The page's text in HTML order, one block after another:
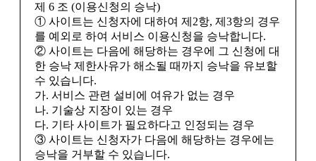
제 6 조 (이용신청의 승낙)
① 사이트는 신청자에 대하여 제2항, 제3항의 경우
를 예외로 하여 서비스 이용신청을 승낙합니다.
② 사이트는 다음에 해당하는 경우에 그 신청에 대
한 승낙 제한사유가 해소될 때까지 승낙을 유보할
수 있습니다.
가. 서비스 관련 설비에 여유가 없는 경우
나. 기술상 지장이 있는 경우
다. 기타 사이트가 필요하다고 인정되는 경우
③ 사이트는 신청자가 다음에 해당하는 경우에는
승낙을 거부할 수 있습니다.